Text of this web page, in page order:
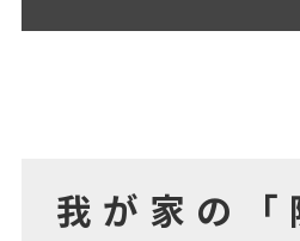
我が家の「